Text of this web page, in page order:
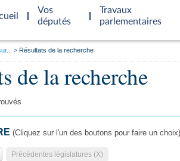
Vos
députés
Travaux
parlementaires
Résultats de la recherche
de la recherche
(Cliquez sur l'un des boutons pour faire un choix)
Précédentes législatures (X)